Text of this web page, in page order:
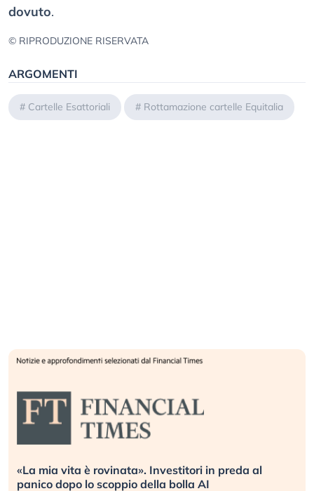
dovuto.
© RIPRODUZIONE RISERVATA
ARGOMENTI
# Cartelle Esattoriali # Rottamazione cartelle Equitalia
Quando la finanza pesa più dell’economia reale.
L’America sta ripetendo gli errori del 2008?